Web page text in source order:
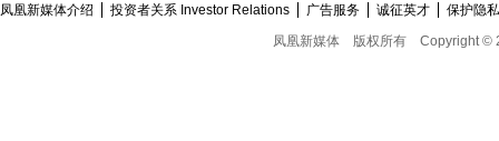
凤凰新媒体介绍 投资者关系 Investor Relations 广告服务 诚征英才
保护隐
凤凰新媒体
版权所有 Copyright ©